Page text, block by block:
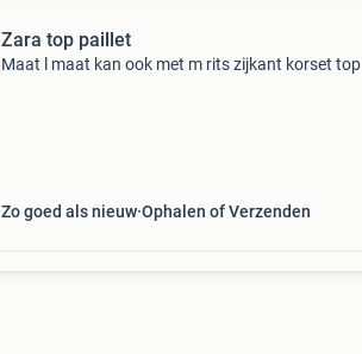
Zara top paillet
Maat l maat kan ook met m rits zijkant korset top
Zo goed als nieuw Ophalen of Verzenden